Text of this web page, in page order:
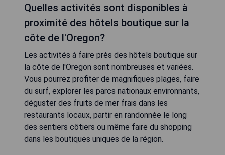
Quelles activités sont disponibles à
proximité des hôtels boutique sur la
côte de l'Oregon?
Les activités à faire près des hôtels boutique sur
la côte de l'Oregon sont nombreuses et variées.
Vous pourrez profiter de magnifiques plages, faire
du surf, explorer les parcs nationaux environnants,
déguster des fruits de mer frais dans les
restaurants locaux, partir en randonnée le long
des sentiers côtiers ou même faire du shopping
dans les boutiques uniques de la région.